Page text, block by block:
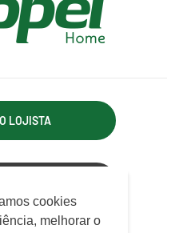
melhor
analisar
LOJISTA
cookies
melhorar o